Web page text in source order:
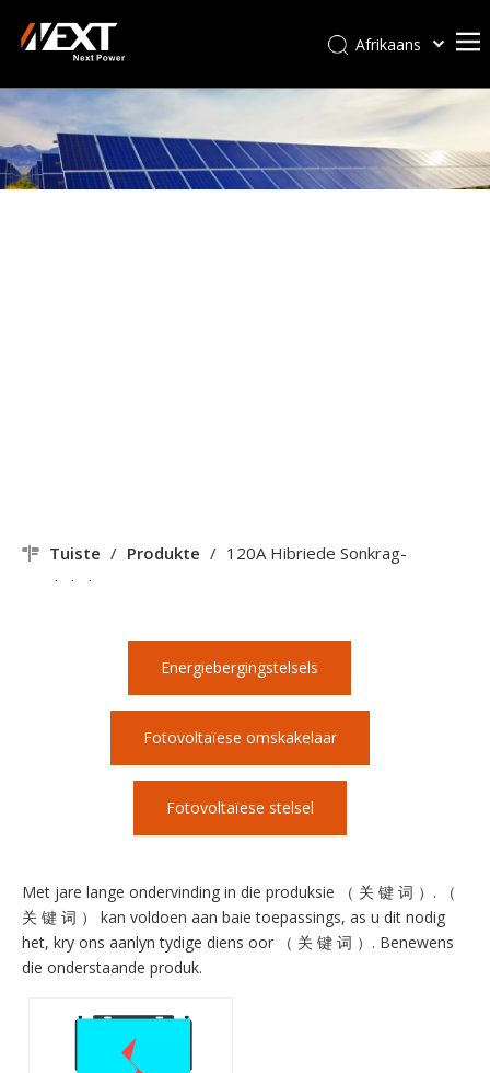
Afrikaans
Italiano
Deutsch
Tuiste / Produkte / 120A Hibriede Sonkrag-
omskakelaar met WIFI
Energiebergingstelsels
Fotovoltaïese omskakelaar
Fotovoltaïese stelsel
Met jare lange ondervinding in die produksie （ 关 键 词 ）. （
关 键 词 ） kan voldoen aan baie toepassings, as u dit nodig
het, kry ons aanlyn tydige diens oor （ 关 键 词 ）. Benewens
die onderstaande produk.